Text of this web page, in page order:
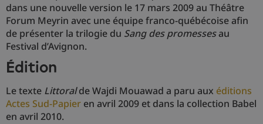
dans une nouvelle version le 17 mars 2009 au Théâtre
Forum Meyrin avec une équipe franco-québécoise afin
de présenter la trilogie du Sang des promessesau
Festival d’Avignon.
édition
Le texte Littoralde Wajdi Mouawad a paru aux éditions
Actes Sud-Papier en avril 2009 et dans la collection Babel
en avril 2010.